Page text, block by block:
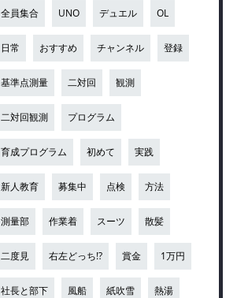
全員集合 UNO デュエル OL
日常 おすすめ チャンネル 登録
基準点測量 二対回 観測
二対回観測 プログラム
育成プログラム 初めて 実践
新人教育 募集中 点検 方法
測量部 作業着 スーツ 散髪
二度見 右左どっち!? 賞金 1万円
社長と部下 風船 紙吹雪 熱湯